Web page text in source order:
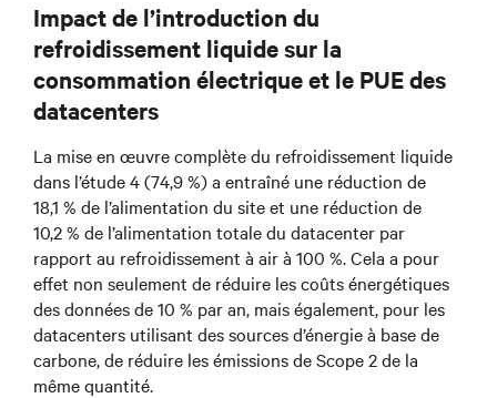
Impact de l’introduction du
refroidissement liquide sur la
consommation électrique et le PUE des
datacenters
La mise en œuvre complète du refroidissement liquide
dans l’étude 4 (74,9 %) a entraîné une réduction de
18,1 % de l’alimentation du site et une réduction de
10,2 % de l’alimentation totale du datacenter par
rapport au refroidissement à air à 100 %. Cela a pour
effet non seulement de réduire les coûts énergétiques
des données de 10 % par an, mais également, pour les
datacenters utilisant des sources d’énergie à base de
carbone, de réduire les émissions de Scope 2 de la
même quantité.